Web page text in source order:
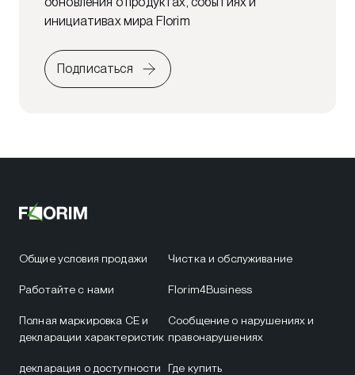
инициативах мира Florim
Подписаться
Общие условия продажи
Работайте с нами
Полная маркировка CE и
декларации характеристик
декларация о доступности
Чистка и обслуживание
Florim4Business
Сообщение о нарушениях и
правонарушениях
Где купить